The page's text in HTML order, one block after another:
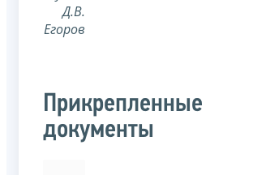
Д.В.
Егоров
Прикрепленные
документы